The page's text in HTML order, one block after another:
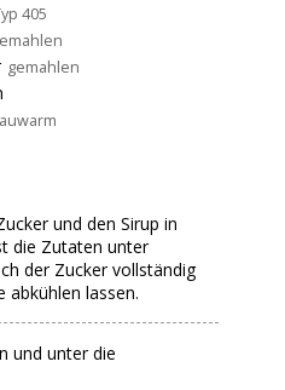
405
gemahlen
und den Sirup in
die Zutaten unter
der Zucker vollständig
abkühlen lassen.
und unter die